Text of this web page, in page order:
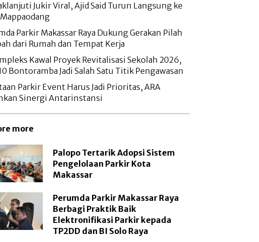
Jukir Viral, Ajid Said Turun Langsung ke
Mappaodang
Parkir Makassar Raya Dukung Gerakan Pilah
dari Rumah dan Tempat Kerja
Kawal Proyek Revitalisasi Sekolah 2026,
Bontoramba Jadi Salah Satu Titik Pengawasan
Parkir Event Harus Jadi Prioritas, ARA
Sinergi Antarinstansi
more
Palopo Tertarik Adopsi Sistem
Pengelolaan Parkir Kota
Makassar
Perumda Parkir Makassar Raya
Berbagi Praktik Baik
Elektronifikasi Parkir kepada
TP2DD dan BI Solo Raya